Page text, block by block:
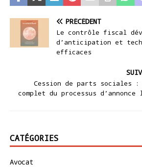
PRÉCÉDENT
Le contrôle fiscal
d’anticipation et
efficaces
Cession de parts sociales :
complet du processus d’annonce
CATÉGORIES
Avocat